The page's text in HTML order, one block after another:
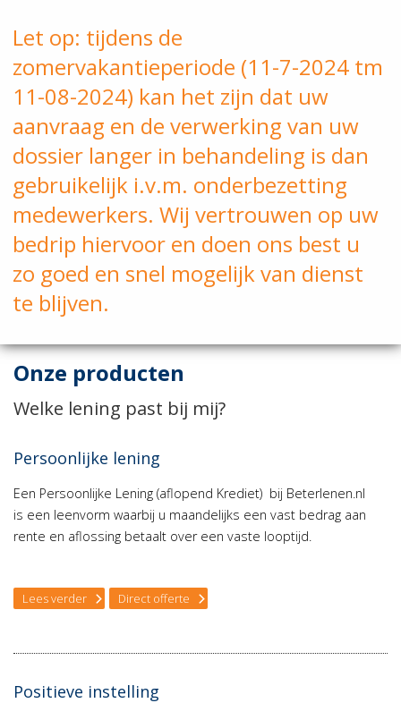
Let op: tijdens de
zomervakantieperiode (11-7-2024 tm
11-08-2024) kan het zijn dat uw
aanvraag en de verwerking van uw
dossier langer in behandeling is dan
gebruikelijk i.v.m. onderbezetting
medewerkers. Wij vertrouwen op uw
bedrip hiervoor en doen ons best u
zo goed en snel mogelijk van dienst
te blijven.
Onze producten
Welke lening past bij mij?
Persoonlijke lening
Een Persoonlijke Lening (aflopend Krediet) bij Beterlenen.nl
is een leenvorm waarbij u maandelijks een vast bedrag aan
rente en aflossing betaalt over een vaste looptijd.
Lees verder Direct offerte
Positieve instelling